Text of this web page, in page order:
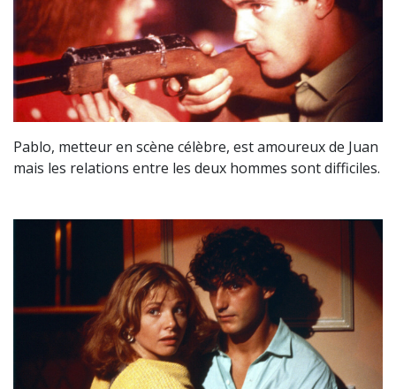
Pablo, metteur en scène célèbre, est amoureux de Juan
mais les relations entre les deux hommes sont difficiles.